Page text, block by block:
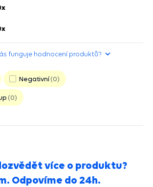
funguje hodnocení produktů?
Negativní 0
0
více o produktu?
Odpovíme do 24h.